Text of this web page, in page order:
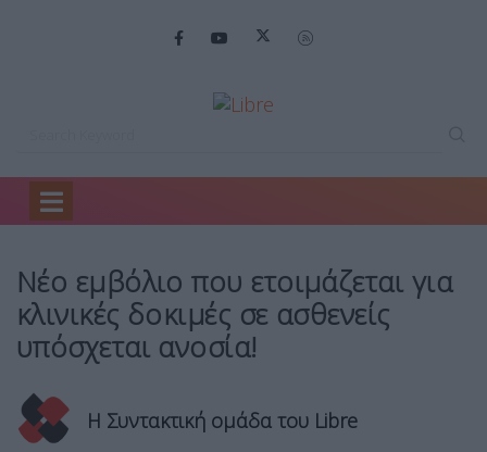
Home
Νέο εμβόλιο που ετοιμάζεται για
κλινικές δοκιμές σε ασθενείς
υπόσχεται ανοσία!
Η Συντακτική ομάδα του Libre